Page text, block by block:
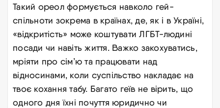
Такий ореол формується навколо гей-
спільноти зокрема в країнах, де, як і в Україні,
«відкритість» може коштувати ЛГБТ-людині
посади чи навіть життя. Важко закохуватись,
мріяти про сім’ю та працювати над
відносинами, коли суспільство накладає на
твоє кохання табу. Багато геїв не вірить, що
одного дня їхні почуття юридично чи